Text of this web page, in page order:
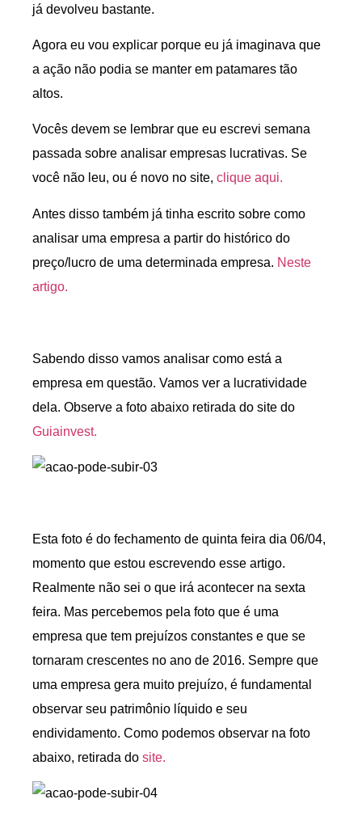
já devolveu bastante.
Agora eu vou explicar porque eu já imaginava que
a ação não podia se manter em patamares tão
altos.
Vocês devem se lembrar que eu escrevi semana
passada sobre analisar empresas lucrativas. Se
você não leu, ou é novo no site, clique aqui.
Antes disso também já tinha escrito sobre como
analisar uma empresa a partir do histórico do
preço/lucro de uma determinada empresa. Neste
artigo.
Sabendo disso vamos analisar como está a
empresa em questão. Vamos ver a lucratividade
dela. Observe a foto abaixo retirada do site do
Guiainvest.
Esta foto é do fechamento de quinta feira dia 06/04,
momento que estou escrevendo esse artigo.
Realmente não sei o que irá acontecer na sexta
feira. Mas percebemos pela foto que é uma
empresa que tem prejuízos constantes e que se
tornaram crescentes no ano de 2016. Sempre que
uma empresa gera muito prejuízo, é fundamental
observar seu patrimônio líquido e seu
endividamento. Como podemos observar na foto
abaixo, retirada do site.